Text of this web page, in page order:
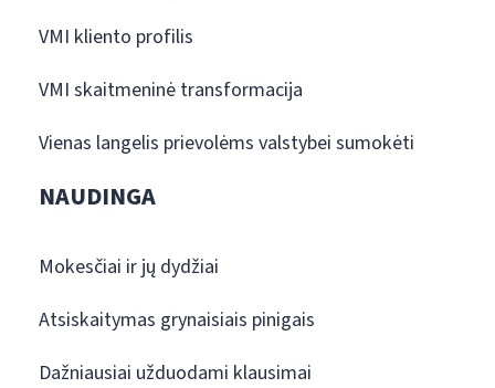
VMI kliento profilis
VMI skaitmeninė transformacija
Vienas langelis prievolėms valstybei sumokėti
NAUDINGA
Mokesčiai ir jų dydžiai
Atsiskaitymas grynaisiais pinigais
Dažniausiai užduodami klausimai